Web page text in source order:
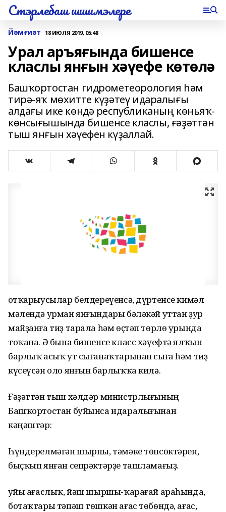
Стэрлебаш шишмэлере
Йәмғиәт 18 ИЮЛЯ 2019, 05:48
Урал аръяғында бишенсе
класлы янғын хәүефе көтөлә
Башҡортостан гидрометеорология һәм
тирә-яҡ мөхитте күҙәтеү идаралығы
алдағы ике көндә республиканың көньяҡ-
көнсығышында бишенсе класлы, ғәҙәттән
тыш янғын хәүефен күҙаллай.
Ҡотҡарыусылар белдереүенсә, дүртенсе кимәл
мәлендә урман янғындары бәләкәй уттан ҙур
майҙанға тиҙ тарала һәм өҫтәп төрлө урында
тоҡана. Ә бына бишенсе класс хәүефтә ялҡын
барлыҡ асыҡ ут сығанаҡтарынан сыға һәм тиҙ
күсеүсән оло янғын барлыҡҡа килә.
Ғәҙәттән тыш хәлдәр министрлығының
Башҡортостан буйынса идаралығынан
кәңәштәр:
Һүндерелмәгән шырпы, тәмәке төпсөктәрен,
быҫҡып янған сепрәктәрҙе ташламағыҙ.
Ҡуйы ағаслыҡ, йәш шыршы-ҡарағай араһында,
ботаҡтары тәпәш төшкән ағас төбөндә, ағас,